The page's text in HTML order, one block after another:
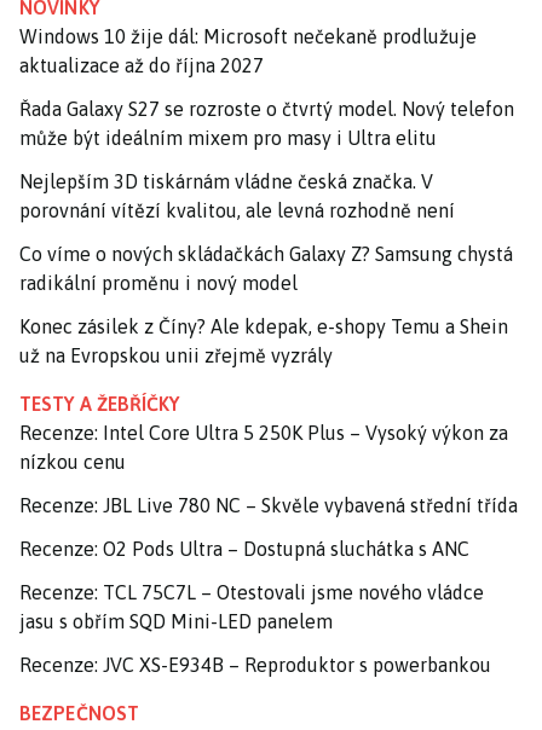
NOVINKY
Windows 10 žije dál: Microsoft nečekaně prodlužuje
aktualizace až do října 2027
Řada Galaxy S27 se rozroste o čtvrtý model. Nový telefon
může být ideálním mixem pro masy i Ultra elitu
Nejlepším 3D tiskárnám vládne česká značka. V
porovnání vítězí kvalitou, ale levná rozhodně není
Co víme o nových skládačkách Galaxy Z? Samsung chystá
radikální proměnu i nový model
Konec zásilek z Číny? Ale kdepak, e-shopy Temu a Shein
už na Evropskou unii zřejmě vyzrály
TESTY A ŽEBŘÍČKY
Recenze: Intel Core Ultra 5 250K Plus – Vysoký výkon za
nízkou cenu
Recenze: JBL Live 780 NC – Skvěle vybavená střední třída
Recenze: O2 Pods Ultra – Dostupná sluchátka s ANC
Recenze: TCL 75C7L – Otestovali jsme nového vládce
jasu s obřím SQD Mini-LED panelem
Recenze: JVC XS-E934B – Reproduktor s powerbankou
BEZPEČNOST